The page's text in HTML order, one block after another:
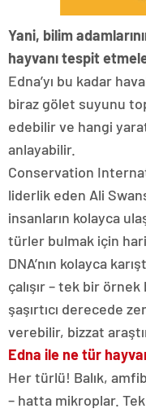
Yani, bilim
hayvanı tespit
Edna’yı bu kadar
biraz gölet suyunu
edebilir ve hangi
anlayabilir.
Conservation
liderlik eden Ali
insanların kolayca
türler bulmak için
DNA’nın kolayca
çalışır – tek bir
şaşırtıcı derecede
verebilir, bizzat
Edna ile ne tür
Her türlü! Balık,
– hatta mikroplar.